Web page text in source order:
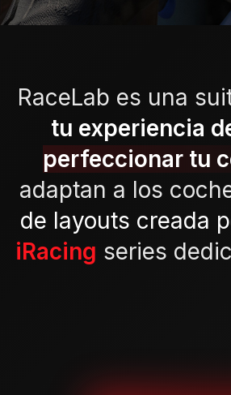
RaceLab es una
tu experiencia
perfeccionar tu
adaptan a los
de layouts creada
iRacing series